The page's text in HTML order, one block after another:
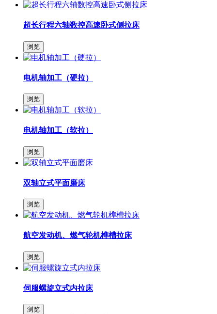
超长行程六轴数控高速卧式侧拉床
浏览
电机轴加工（硬拉）
浏览
电机轴加工（软拉）
浏览
双轴立式平面磨床
浏览
航空发动机、燃气轮机榫槽拉床
浏览
伺服螺旋立式内拉床
浏览